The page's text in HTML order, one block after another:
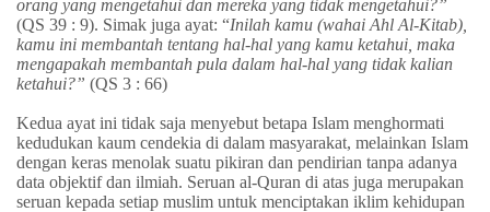
orang yang mengetahui dan mereka yang tidak mengetahui?”
(QS 39 : 9). Simak juga ayat: “Inilah kamu (wahai Ahl Al-Kitab),
kamu ini membantah tentang hal-hal yang kamu ketahui, maka
mengapakah membantah pula dalam hal-hal yang tidak kalian
ketahui?” (QS 3 : 66)
Kedua ayat ini tidak saja menyebut betapa Islam menghormati
kedudukan kaum cendekia di dalam masyarakat, melainkan Islam
dengan keras menolak suatu pikiran dan pendirian tanpa adanya
data objektif dan ilmiah. Seruan al-Quran di atas juga merupakan
seruan kepada setiap muslim untuk menciptakan iklim kehidupan